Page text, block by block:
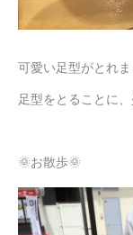
可愛い足型がとれ
足型をとることに
🌞お散歩🌞